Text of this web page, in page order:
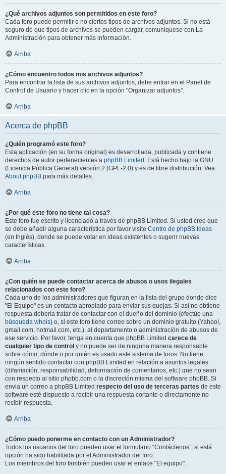
¿Qué archivos adjuntos son permitidos en este foro?
Cada foro puede permitir o no ciertos tipos de archivos adjuntos. Si no está
seguro de que tipos de archivos se pueden cargar, comuníquese con La
Administración para obtener más información.
Arriba
¿Cómo encuentro todos mis archivos adjuntos?
Para encontrar la lista de sus archivos adjuntos, debe entrar en el Panel de
Control de Usuario y hacer clic en la opción "Organizar adjuntos".
Arriba
Acerca de phpBB
¿Quién programó este foro?
Esta aplicación (en su forma original) es desarrollada, publicada y contiene
derechos de autor pertenecientes a phpBB Limited . Está hecho bajo la GNU
(Licencia Pública General) versión 2 (GPL-2.0) y es de libre distribución. Vea
About phpBB para más detalles.
Arriba
¿Por qué este foro no tiene tal cosa?
Este foro fue escrito y licenciado a través de phpBB Limited. Si usted cree que
se debe añadir alguna característica por favor visite Centro de phpBB Ideas
(en Inglés), donde se puede votar en ideas existentes o sugerir nuevas
características.
Arriba
¿Con quién se puede contactar acerca de abusos o usos ilegales
relacionados con este foro?
Cada uno de los administradores que figuran en la lista del grupo donde dice
"El Equipo" es un contacto apropiado para enviar sus quejas. Si así no obtiene
respuesta debería tratar de contactar con el dueño del dominio (efectúe una
búsqueda whois) o, si este foro tiene correo sobre un dominio gratuito (Yahoo!,
gmail.com, hotmail.com, etc.), al departamento o administración de abusos de
ese servicio. Por favor, tenga en cuenta que phpBB Limited carece de
cualquier tipo de control y no puede ser de ninguna manera responsable
sobre cómo, dónde o por quién es usado este sistema de foros. No tiene
ningún sentido contactar con phpBB Limited en relación a asuntos legales
(difamación, responsabilidad, deformación de comentarios, etc.) que no sean
con respecto al sitio phpbb.com o la discreción misma del software phpBB. Si
envia un correo a phpBB Limited respecto del uso de terceras partes de este
software esté dispuesto a recibir una respuesta cortante o directamente no
recibir respuesta.
Arriba
¿Cómo puedo ponerme en contacto con un Administrador?
Todos los usuarios del foro pueden usar el formulario “Contáctenos”, si está
opción ha sido habilitada por el Administrador del foro.
Los miembros del foro también pueden usar el enlace "El equipo".